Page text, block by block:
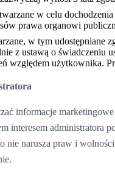
w celu
prawa organowi
w tym
z ustawą o świadczeniu
względem użytkownika.
informacje
interesem administratora
nie narusza praw i